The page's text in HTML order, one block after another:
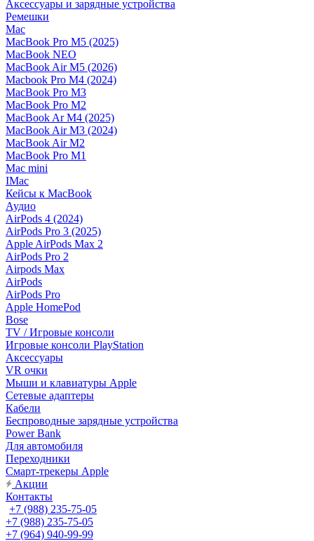
Аксессуары и зарядные устройства
Ремешки
Mac
MacBook Pro M5 (2025)
MacBook NEO
MacBook Air M5 (2026)
Macbook Pro M4 (2024)
MacBook Pro M3
MacBook Pro M2
MacBook Ar M4 (2025)
MacBook Air M3 (2024)
MacBook Air M2
MacBook Pro M1
Mac mini
IMac
Кейсы к MacBook
Аудио
AirPods 4 (2024)
AirPods Pro 3 (2025)
Apple AirPods Max 2
AirPods Pro 2
Airpods Max
AirPods
AirPods Pro
Apple HomePod
Bose
TV / Игровые консоли
Игровые консоли PlayStation
Аксессуары
VR очки
Мыши и клавиатуры Apple
Сетевые адаптеры
Кабели
Беспроводные зарядные устройства
Power Bank
Для автомобиля
Переходники
Смарт-трекеры Apple
Акции
Контакты
+7 (988) 235-75-05
+7 (988) 235-75-05
+7 (964) 940-99-99